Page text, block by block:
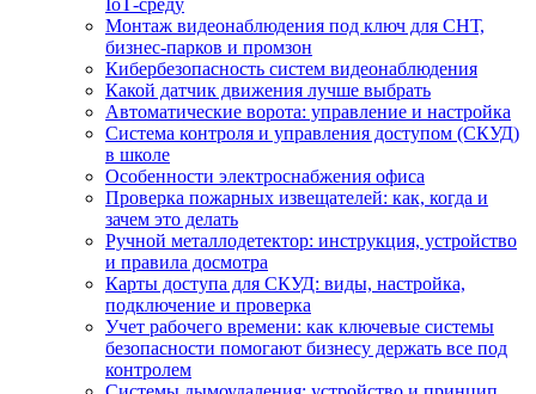
IoT‑среду
Монтаж видеонаблюдения под ключ для СНТ,
бизнес‑парков и промзон
Кибербезопасность систем видеонаблюдения
Какой датчик движения лучше выбрать
Автоматические ворота: управление и настройка
Система контроля и управления доступом (СКУД)
в школе
Особенности электроснабжения офиса
Проверка пожарных извещателей: как, когда и
зачем это делать
Ручной металлодетектор: инструкция, устройство
и правила досмотра
Карты доступа для СКУД: виды, настройка,
подключение и проверка
Учет рабочего времени: как ключевые системы
безопасности помогают бизнесу держать все под
контролем